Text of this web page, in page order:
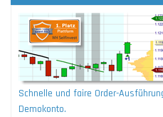
Schnelle und faire Order-
Demokonto.